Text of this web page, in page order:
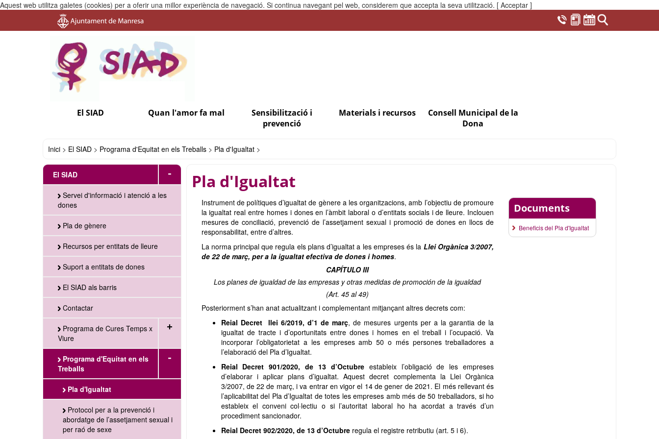
Aquest web utilitza galetes (cookies) per a oferir una millor experiència de navegació. Si continua navegant pel web, considerem que accepta la seva utilització. [ Acceptar ]
El SIAD Quan l'amor fa mal
Sensibilització i
prevenció
Materials i recursos
Consell Municipal de la
Dona
Inici > El SIAD > Programa d'Equitat en els Treballs > Pla d'Igualtat >
El SIAD -
Servei d'informació i atenció a les
dones
Pla de gènere
Recursos per entitats de lleure
Suport a entitats de dones
El SIAD als barris
Contactar
Programa de Cures Temps x
Viure
+
Programa d'Equitat en els
Treballs
-
Pla d'Igualtat
Protocol per a la prevenció i
abordatge de l’assetjament sexual i
per raó de sexe
Pla d'Igualtat
Instrument de polítiques d’igualtat de gènere a les organitzacions, amb l’objectiu de promoure
la igualtat real entre homes i dones en l’àmbit laboral o d’entitats socials i de lleure. Inclouen
mesures de conciliació, prevenció de l’assetjament sexual i promoció de dones en llocs de
responsabilitat, entre d’altres.
La norma principal que regula els plans d’igualtat a les empreses és la Llei Orgànica 3/2007,
de 22 de març, per a la igualtat efectiva de dones i homes.
CAPÍTULO III
Los planes de igualdad de las empresas y otras medidas de promoción de la igualdad
(Art. 45 al 49)
Posteriorment s’han anat actualitzant i complementant mitjançant altres decrets com:
Reial Decret llei 6/2019, d’1 de març, de mesures urgents per a la garantia de la
igualtat de tracte i d’oportunitats entre dones i homes en el treball i l’ocupació. Va
incorporar l’obligatorietat a les empreses amb 50 o més persones treballadores a
l’elaboració del Pla d’Igualtat.
Reial Decret 901/2020, de 13 d’Octubreestableix l’obligació de les empreses
d’elaborar i aplicar plans d’igualtat. Aquest decret complementa la Llei Orgànica
3/2007, de 22 de març, i va entrar en vigor el 14 de gener de 2021. El més rellevant és
l’aplicabilitat del Pla d’Igualtat de totes les empreses amb més de 50 treballadors, si ho
estableix el conveni col·lectiu o si l’autoritat laboral ho ha acordat a través d’un
procediment sancionador.
Reial Decret 902/2020, de 13 d’Octubreregula el registre retributiu (art. 5 i 6).
Documents
Beneficis del Pla d'Igualtat